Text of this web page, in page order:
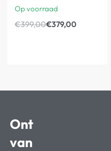
Op voorraad
€399,00€379,00
Ont
van